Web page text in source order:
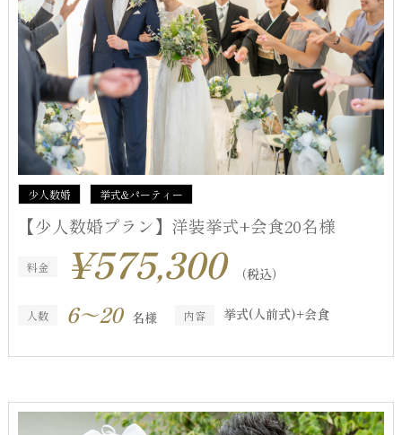
少人数婚 挙式&パーティー
【少人数婚プラン】洋装挙式+会食20名様
料金 ¥575,300 （税込）
人数 6～20 名様 内容 挙式(人前式)+会食